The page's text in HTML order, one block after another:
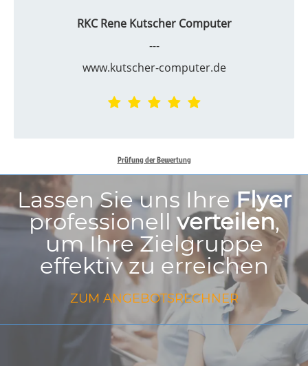
RKC Rene Kutscher Computer
---
www.kutscher-computer.de
Prüfung der Bewertung
Lassen Sie uns IhreFlyer
professionell verteilen,
um Ihre Zielgruppe
effektiv zu erreichen
ZUM ANGEBOTSRECHNER